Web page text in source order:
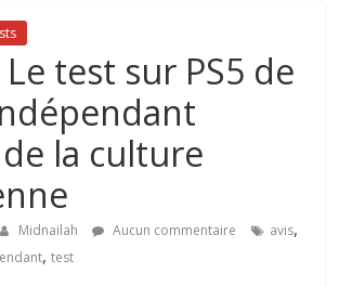
test sur PS5 de
la culture
Midnailah Aucun commentaire avis,
,test